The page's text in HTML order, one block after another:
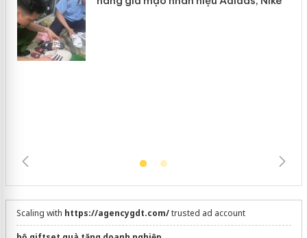
Scaling with https://agencygdt.com/trusted ad account